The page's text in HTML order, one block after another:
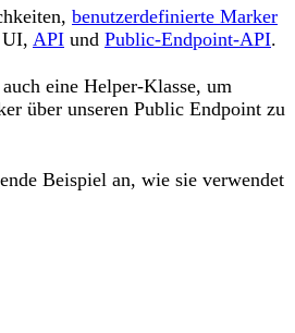
benutzerdefinierte Marker
UI, API und Public-Endpoint-API.
eine Helper-Klasse, um
über unseren Public Endpoint zu
Beispiel an, wie sie verwendet